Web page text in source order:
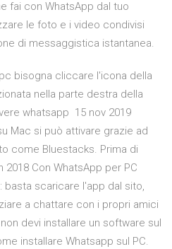
fai con WhatsApp dal tuo
le foto e i video condivisi
di messaggistica istantanea.
bisogna cliccare l'icona della
nella parte destra della
whatsapp 15 nov 2019
Mac si può attivare grazie ad
come Bluestacks. Prima di
Con WhatsApp per PC
scaricare l'app dal sito,
a chattare con i propri amici
devi installare un software sul
installare Whatsapp sul PC.